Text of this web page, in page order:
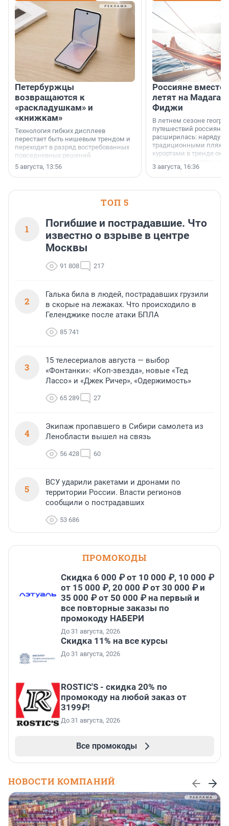
Петербуржцы
возвращаются к
«раскладушкам» и
«книжкам»
Технология гибких дисплеев
перестает быть нишевым трендом и
переходит в разряд востребованных
повседневных решений.
5 августа, 13:56
Россияне вместо
летят на
Фиджи
В летнем сезоне
путешествий россиян
расширилась: наряду с
традиционными
курортами в тренде
острова Африки и Азии,
свидетельствуют
3 августа, 16:36
ТОП 5
1
Погибшие и пострадавшие. Что
известно о взрыве в центре
Москвы
91 808 217
2
Галька била в людей, пострадавших грузили
в скорые на лежаках. Что происходило в
Геленджике после атаки БПЛА
85 741
3
15 телесериалов августа — выбор
«Фонтанки»: «Коп-звезда», новые «Тед
Лассо» и «Джек Ричер», «Одержимость»
65 289 27
4
Экипаж пропавшего в Сибири самолета из
Ленобласти вышел на связь
56 428 60
5
ВСУ ударили ракетами и дронами по
территории России. Власти регионов
сообщили о пострадавших
53 686
ПРОМОКОДЫ
Скидка 6 000 ₽ от 10 000 ₽, 10 000 ₽
от 15 000 ₽, 20 000 ₽ от 30 000 ₽ и
35 000 ₽ от 50 000 ₽ на первый и
все повторные заказы по
промокоду НАБЕРИ
До 31 августа, 2026
Скидка 11% на все курсы
До 31 августа, 2026
ROSTIC'S - скидка 20% по
промокоду на любой заказ от
3199₽!
До 31 августа, 2026
Все промокоды
НОВОСТИ КОМПАНИЙ